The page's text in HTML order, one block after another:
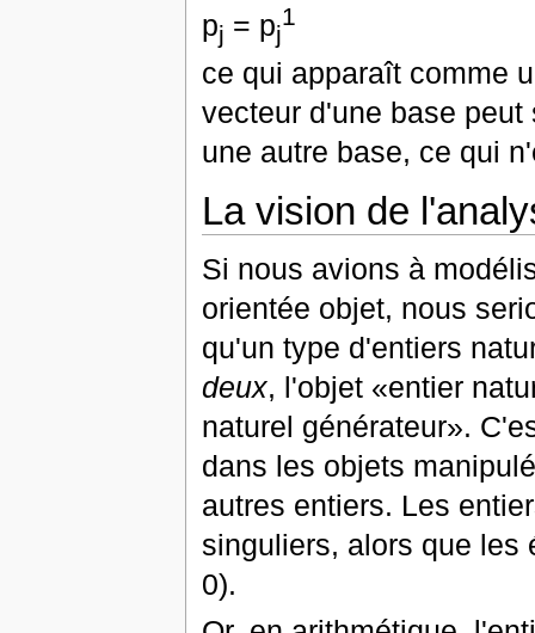
pj = pj
1
ce qui apparaît comme
vecteur d'une base
une autre base, ce qui
La vision de
Si nous avions à
orientée objet, nous
qu'un type d'entiers
deux, l'objet «entier
naturel générateur».
dans les objets
autres entiers. Les
singuliers, alors que les
0).